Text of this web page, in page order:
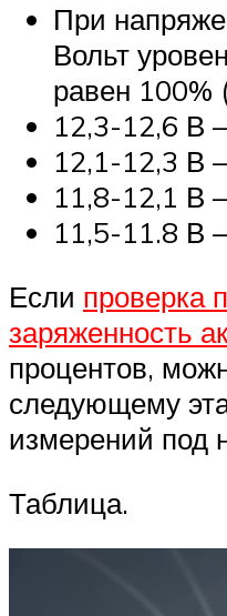
При
Вольт
равен 100%
12,3-12,6 В
12,1-12,3 В
11,8-12,1 В
11,5-11.8 В
Если проверка
заряженность
процентов,
следующему
измерений под
Таблица.